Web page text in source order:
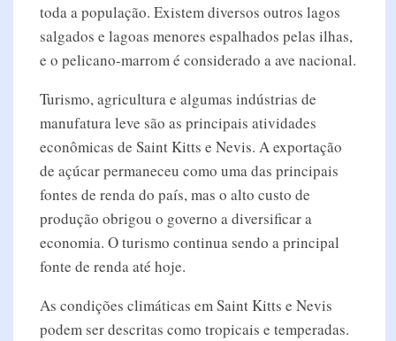
toda a população. Existem diversos outros lagos
salgados e lagoas menores espalhados pelas ilhas,
e o pelicano-marrom é considerado a ave nacional.
Turismo, agricultura e algumas indústrias de
manufatura leve são as principais atividades
econômicas de Saint Kitts e Nevis. A exportação
de açúcar permaneceu como uma das principais
fontes de renda do país, mas o alto custo de
produção obrigou o governo a diversificar a
economia. O turismo continua sendo a principal
fonte de renda até hoje.
As condições climáticas em Saint Kitts e Nevis
podem ser descritas como tropicais e temperadas.